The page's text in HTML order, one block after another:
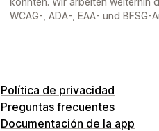
WCAG-, ADA-, EAA- und
Política de privacidad
Preguntas frecuentes
Documentación de la app